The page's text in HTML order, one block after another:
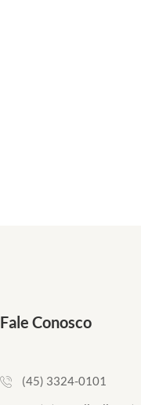
Fale Conosco
(45) 3324-0101